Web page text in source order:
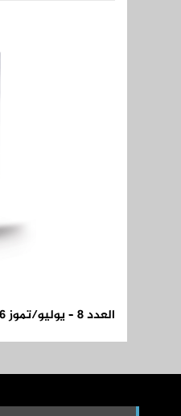
العدد 8 – يوليو/تموز 2026